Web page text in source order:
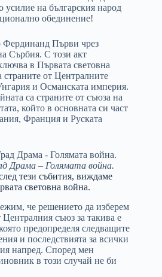
усилие на българския народ
обединение!
Фердинанд Първи чрез
Сърбия. С този акт
в Първата световна
от Централните
и Османската империя.
са страните от съюза на
който в основната си част
Франция и Руската
Драма – Голямата война.
тези събития, виждаме
световна война.
че решението да изберем
съюз за такива е
предопределя следващите
и последствията за всички
напред. Според мен
в този случай не би